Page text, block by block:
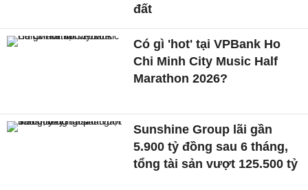
đất
Có gì 'hot' tại VPBank Ho
Chi Minh City Music Half
Marathon 2026?
Sunshine Group lãi gần
5.900 tỷ đồng sau 6 tháng,
tổng tài sản vượt 125.500 tỷ